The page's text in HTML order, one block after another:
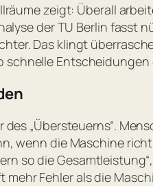
zeigt: Überall
der TU Berlin
Das klingt
schnelle
„Übersteuerns“.
wenn die Maschine
so die Gesamtleistung“,
Fehler als die